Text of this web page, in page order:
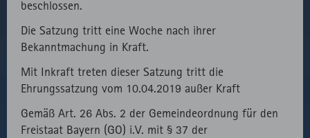
beschlossen.
Die Satzung tritt eine Woche nach ihrer
Bekanntmachung in Kraft.
Mit Inkraft treten dieser Satzung tritt die
Ehrungssatzung vom 10.04.2019 außer Kraft
Gemäß Art. 26 Abs. 2 der Gemeindeordnung für den
Freistaat Bayern (GO) i.V. mit § 37 der
eingebunden
Fonts.